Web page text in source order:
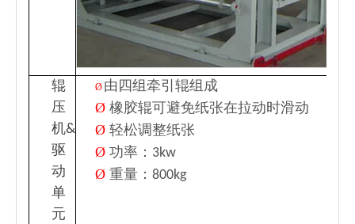
辊
压
机&
驱
动
单
元
Ø 由四组牵引辊组成
Ø 橡胶辊可避免纸张在拉动时滑动
Ø 轻松调整纸张
Ø 功率：3kw
Ø 重量：800kg